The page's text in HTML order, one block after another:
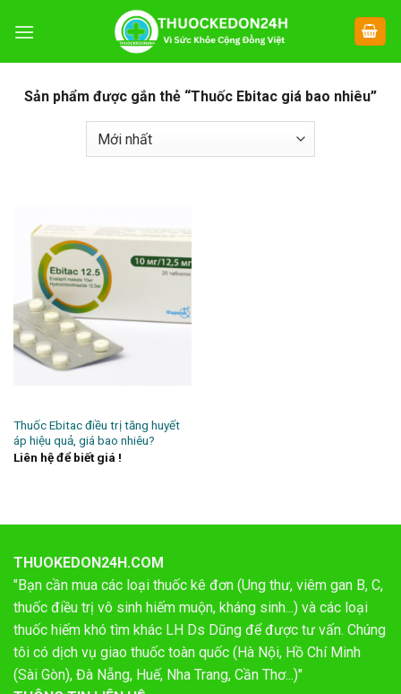
đến
Sản phẩm được gắn thẻ “Thuốc Ebitac giá bao nhiêu”
Thuốc Ebitac điều trị tăng huyết
áp hiệu quả, giá bao nhiêu?
Liên hệ để biết giá !
THUOKEDON24H.COM
"Bạn cần mua các loại thuốc kê đơn (Ung thư, viêm gan B, C,
thuốc điều trị vô sinh hiếm muộn, kháng sinh...) và các loại
thuốc hiếm khó tìm khác LH Ds Dũng để được tư vấn. Chúng
tôi có dịch vụ giao thuốc toàn quốc (Hà Nội, Hồ Chí Minh
(Sài Gòn), Đà Nẵng, Huế, Nha Trang, Cần Thơ...)"